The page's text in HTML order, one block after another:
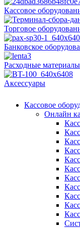
Кассовое
Торговое
Банковское
Расходные материалы
Аксессуары
Кассовое
Онлайн